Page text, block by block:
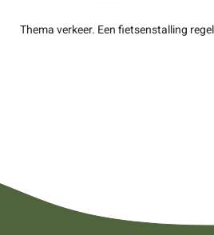
Thema verkeer. Een fietsenstalling